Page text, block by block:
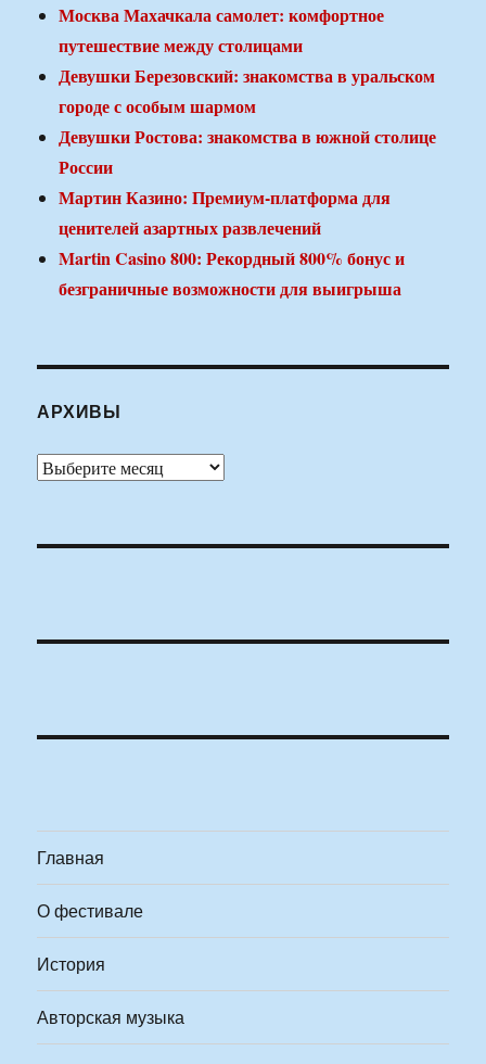
Москва Махачкала самолет: комфортное
путешествие между столицами
Девушки Березовский: знакомства в уральском
городе с особым шармом
Девушки Ростова: знакомства в южной столице
России
Мартин Казино: Премиум-платформа для
ценителей азартных развлечений
Martin Casino 800: Рекордный 800% бонус и
безграничные возможности для выигрыша
АРХИВЫ
Архивы
Главная
О фестивале
История
Авторская музыка